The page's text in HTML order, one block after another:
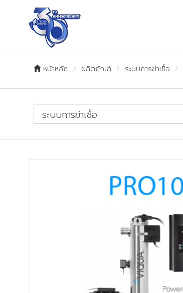
หน้าหลัก ผลิตภัณฑ์ ระบบการฆ่าเชื้อ